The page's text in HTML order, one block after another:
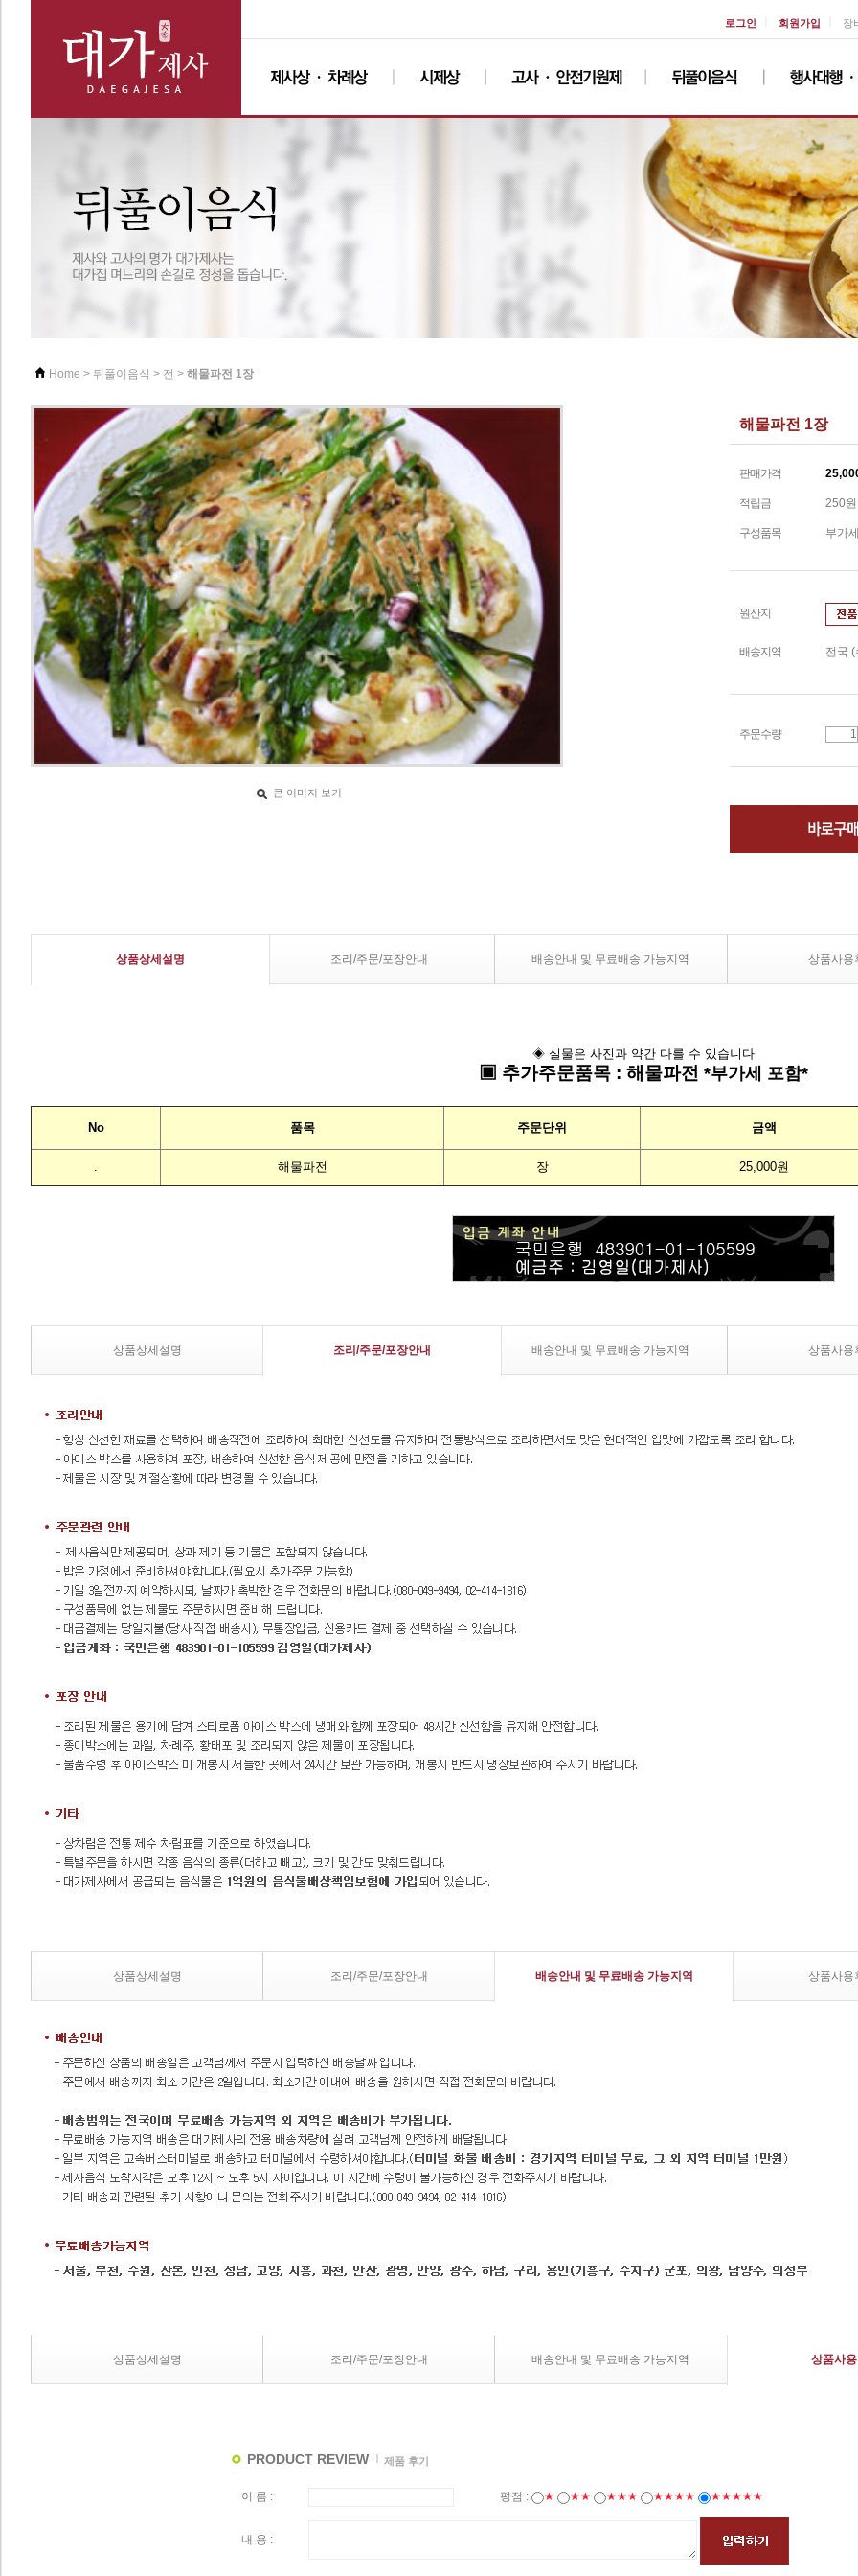
로그인 회원가입 장
Home > 뒤풀이음식 > 전 > 해물파전 1장
큰 이미지 보기
해물파전 1장
판매가격
적립금 250원
구성품목 부가
원산지
배송지역 전국
주문수량
상품상세설명 조리/주문/포장안내 배송안내 및 무료배송 가능지역 상품사용
◈ 실물은 사진과 약간 다를 수 있습니다
▣ 추가주문품목 : 해물파전 *부가세 포함*
No 품목 주문단위 금액
. 해물파전 장 25,000원
상품상세설명 조리/주문/포장안내 배송안내 및 무료배송 가능지역 상품사용
상품상세설명 조리/주문/포장안내 배송안내 및 무료배송 가능지역 상품사용
상품상세설명 조리/주문/포장안내 배송안내 및 무료배송 가능지역 상품사
PRODUCT REVIEW 제품 후기
이 름 : 평점 : ★ ★★ ★★★ ★★★★ ★★★★★
내 용 :